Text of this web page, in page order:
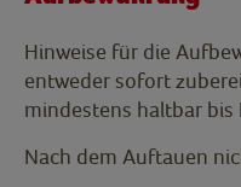
Hinweise für die
entweder sofort
mindestens haltbar bis
Nach dem Auftauen